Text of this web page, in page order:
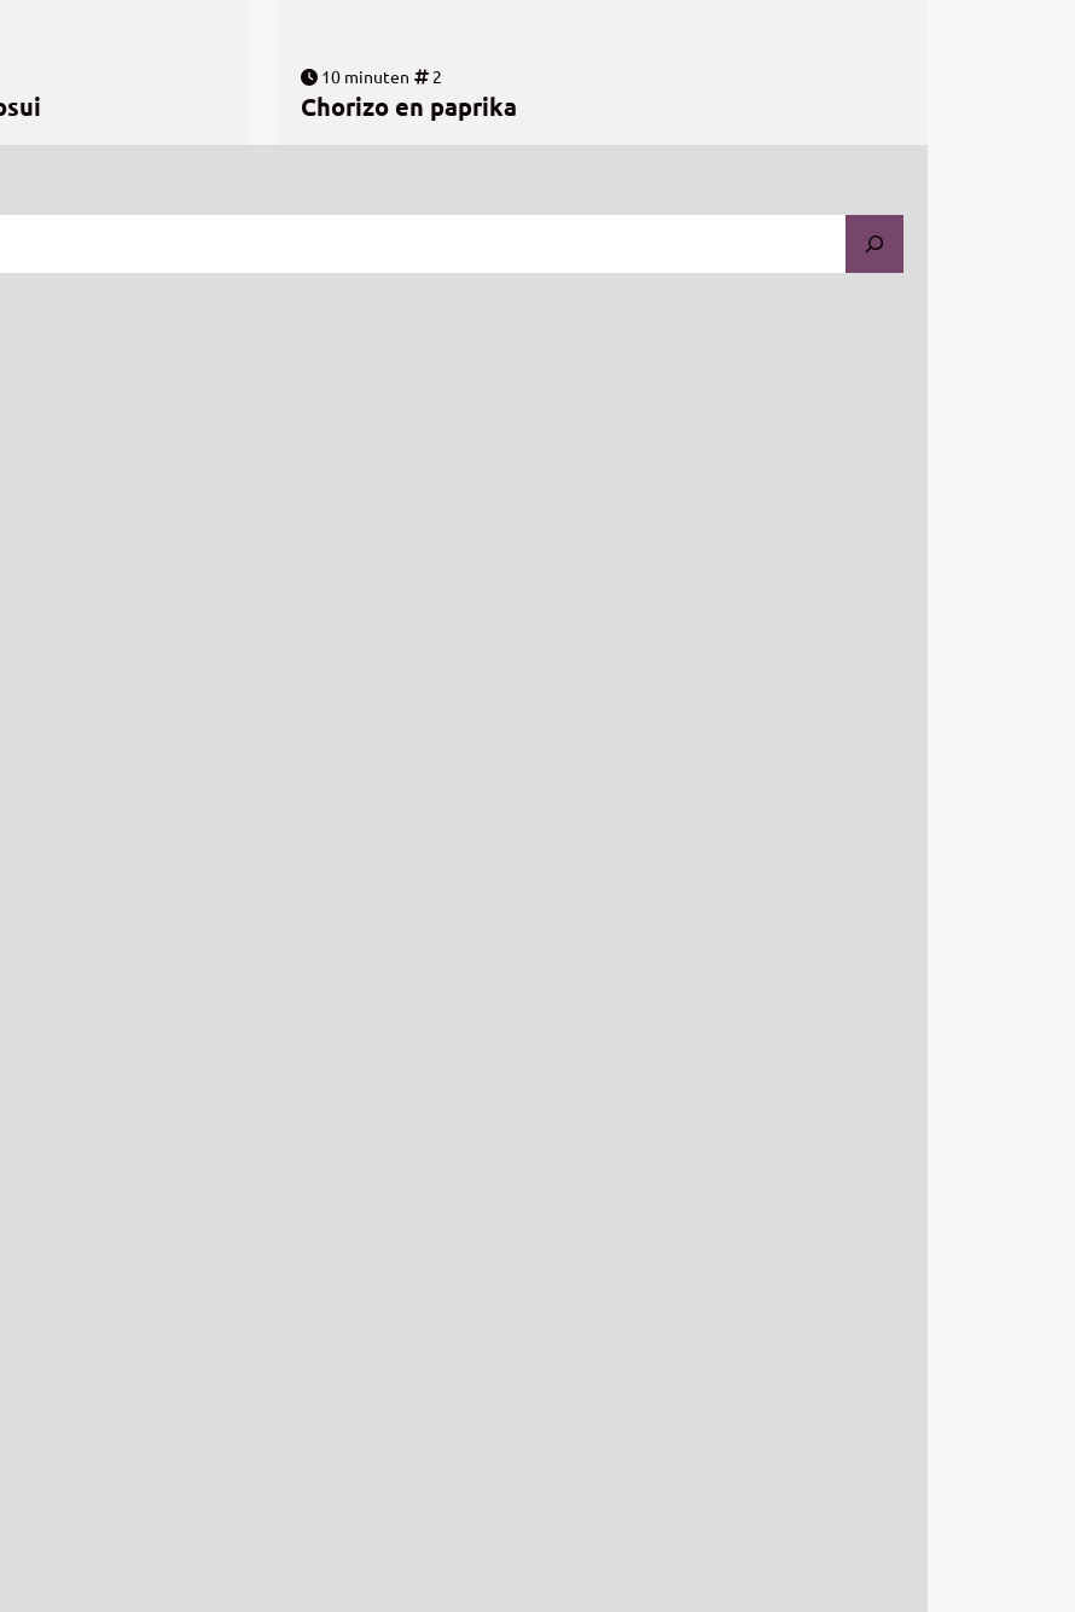
10 minuten 2
Chorizo en paprika